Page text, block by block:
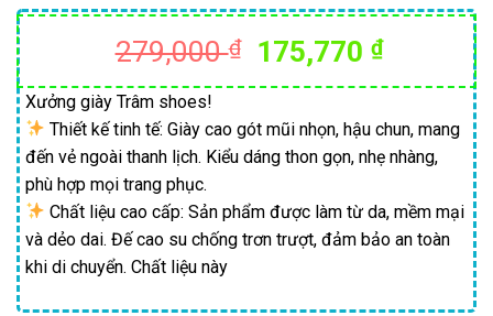
279,000₫
Giá
gốc
279,000 ₫.
175,770₫Giá
hiện
là:
Xưởng giày Trâm shoes!
Thiết kế tinh tế: Giày cao gót mũi nhọn, hậu chun, mang
đến vẻ ngoài thanh lịch. Kiểu dáng thon gọn, nhẹ nhàng,
phù hợp mọi trang phục.
Chất liệu cao cấp: Sản phẩm được làm từ da, mềm mại
và dẻo dai. Đế cao su chống trơn trượt, đảm bảo an toàn
khi di chuyển. Chất liệu này